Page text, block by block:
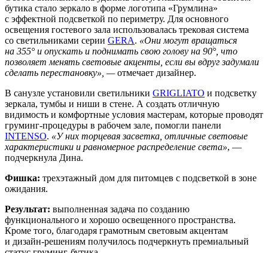
бутика стало зеркало в форме логотипа «Грумлина»
с эффектной подсветкой по периметру. Для основного
освещения гостевого зала использовалась трековая система
со светильниками серии GERA. «Они могут вращаться
на 355° и опускать и поднимать свою голову на 90ׄ°, что
позволяет менять световые акценты, если вы вдруг задумали
сделать перестановку», —отмечает дизайнер.
В санузле установили светильники GRIGLIATO и подсветку
зеркала, тумбы и ниши в стене. А создать отличную
видимость и комфортные условия мастерам, которые проводят
груминг-процедуры в рабочем зале, помогли панели
INTENSO. «У них торцевая засветка, отличные световые
характеристики и равномерное распределение света», —
подчеркнула Дина.
Фишка: трехэтажный дом для питомцев с подсветкой в зоне
ожидания.
Результат: выполненная задача по созданию
функционального и хорошо освещенного пространства.
Кроме того, благодаря грамотным световым акцентам
и дизайн-решениям получилось подчеркнуть премиальный